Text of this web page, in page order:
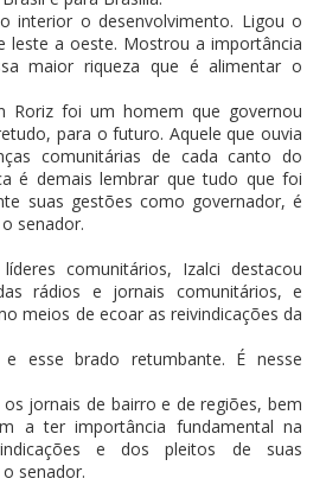
interior o desenvolvimento. Ligou o
leste a oeste. Mostrou a importância
maior riqueza que é alimentar o
Roriz foi um homem que governou
para o futuro. Aquele que ouvia
comunitárias de cada canto do
é demais lembrar que tudo que foi
suas gestões como governador, é
senador.
comunitários, Izalci destacou
rádios e jornais comunitários, e
meios de ecoar as reivindicações da
esse brado retumbante. É nesse
jornais de bairro e de regiões, bem
a ter importância fundamental na
e dos pleitos de suas
senador.